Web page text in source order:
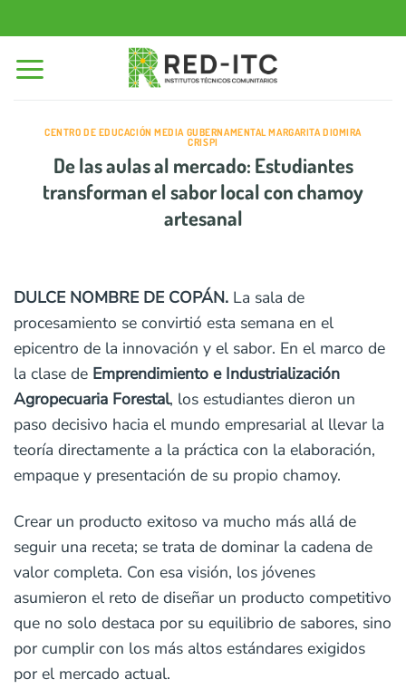
al
contenido
CENTRO DE EDUCACIÓN MEDIA GUBERNAMENTAL MARGARITA DIOMIRA
CRISPI
De las aulas al mercado: Estudiantes
transforman el sabor local con chamoy
artesanal
DULCE NOMBRE DE COPÁN. La sala de
procesamiento se convirtió esta semana en el
epicentro de la innovación y el sabor. En el marco de
la clase de Emprendimiento e Industrialización
Agropecuaria Forestal, los estudiantes dieron un
paso decisivo hacia el mundo empresarial al llevar la
teoría directamente a la práctica con la elaboración,
empaque y presentación de su propio chamoy.
Crear un producto exitoso va mucho más allá de
seguir una receta; se trata de dominar la cadena de
valor completa. Con esa visión, los jóvenes
asumieron el reto de diseñar un producto competitivo
que no solo destaca por su equilibrio de sabores, sino
por cumplir con los más altos estándares exigidos
por el mercado actual.